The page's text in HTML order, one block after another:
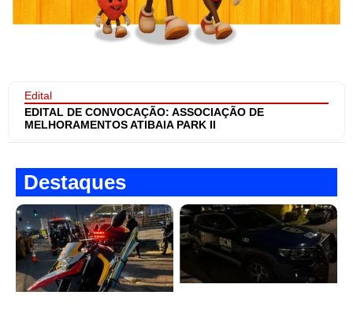
Edital
EDITAL DE CONVOCAÇÃO: ASSOCIAÇÃO DE
MELHORAMENTOS ATIBAIA PARK II
Destaques